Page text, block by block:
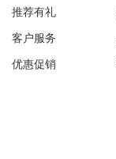
推荐有礼
客户服务
优惠促销